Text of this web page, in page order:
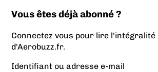
Vous êtes déjà abonné ?
Connectez vous pour lire l'intégralité
d'Aerobuzz.fr.
Identifiant ou adresse e-mail